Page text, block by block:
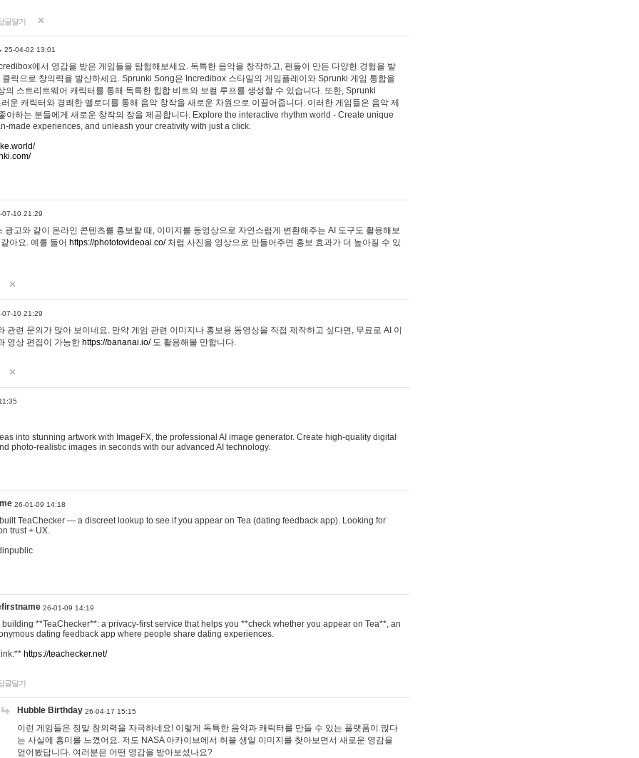
글달기
25-04-02 13:01
에서 영감을 받은 게임들을 탐험해보세요. 독특한 음악을 창작하고, 팬들이 만든 다양한 경험을 발
클릭으로 창의력을 발산하세요. Sprunki Song은 Incredibox 스타일의 게임플레이와 Sprunki 게임 통합을
의 스트리트웨어 캐릭터를 통해 독특한 힙합 비트와 보컬 루프를 생성할 수 있습니다. 또한, Sprunki
운 캐릭터와 경쾌한 멜로디를 통해 음악 창작을 새로운 차원으로 이끌어줍니다. 이러한 게임들은 음악 제
아하는 분들에게 새로운 창작의 장을 제공합니다. Explore the interactive rhythm world - Create unique
made experiences, and unleash your creativity with just a click.
07-10 21:29
광고와 같이 온라인 콘텐츠를 홍보할 때, 이미지를 동영상으로 자연스럽게 변환해주는 AI 도구도 활용해보
아요. 예를 들어 https://phototovideoai.co/처럼 사진을 영상으로 만들어주면 홍보 효과가 더 높아질 수 있
07-10 21:29
관련 문의가 많아 보이네요. 만약 게임 관련 이미지나 홍보용 동영상을 직접 제작하고 싶다면, 무료로 AI 이
영상 편집이 가능한 https://bananai.io/도 활용해볼 만합니다.
into stunning artwork with ImageFX, the professional AI image generator. Create high-quality digital
photo-realistic images in seconds with our advanced AI technology.
26-01-09 14:18
TeaChecker — a discreet lookup to see if you appear on Tea (dating feedback app). Looking for
trust + UX.
26-01-09 14:19
building **TeaChecker**: a privacy-first service that helps you **check whether you appear on Tea**, an
dating feedback app where people share dating experiences.
https://teachecker.net/
글달기
Hubble Birthday 26-04-17 15:15
이런 게임들은 정말 창의력을 자극하네요! 이렇게 독특한 음악과 캐릭터를 만들 수 있는 플랫폼이 많다
는 사실에 흥미를 느꼈어요. 저도 NASA 아카이브에서 허블 생일 이미지를 찾아보면서 새로운 영감을
얻어봤답니다. 여러분은 어떤 영감을 받아보셨나요?